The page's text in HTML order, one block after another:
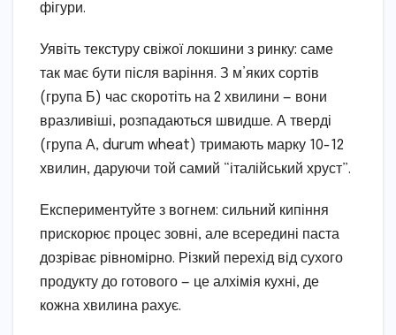
фігури.
Уявіть текстуру свіжої локшини з ринку: саме
так має бути після варіння. З м’яких сортів
(група Б) час скоротіть на 2 хвилини — вони
вразливіші, розпадаються швидше. А тверді
(група А, durum wheat) тримають марку 10-12
хвилин, даруючи той самий “італійський хруст”.
Експериментуйте з вогнем: сильний кипіння
прискорює процес зовні, але всередині паста
дозріває рівномірно. Різкий перехід від сухого
продукту до готового — це алхімія кухні, де
кожна хвилина рахує.